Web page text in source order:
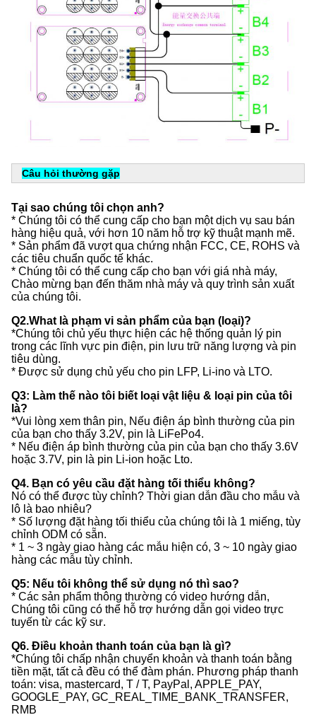
Câu hỏi thường gặp
Tại sao chúng tôi chọn anh?
* Chúng tôi có thể cung cấp cho bạn một dịch vụ sau bán
hàng hiệu quả, với hơn 10 năm hỗ trợ kỹ thuật mạnh mẽ.
* Sản phẩm đã vượt qua chứng nhận FCC, CE, ROHS và
các tiêu chuẩn quốc tế khác.
* Chúng tôi có thể cung cấp cho bạn với giá nhà máy,
Chào mừng bạn đến thăm nhà máy và quy trình sản xuất
của chúng tôi.
Q2.What là phạm vi sản phẩm của bạn (loại)?
*Chúng tôi chủ yếu thực hiện các hệ thống quản lý pin
trong các lĩnh vực pin điện, pin lưu trữ năng lượng và pin
tiêu dùng.
* Được sử dụng chủ yếu cho pin LFP, Li-ino và LTO.
Q3: Làm thế nào tôi biết loại vật liệu & loại pin của tôi
là?
*Vui lòng xem thân pin, Nếu điện áp bình thường của pin
của bạn cho thấy 3.2V, pin là LiFePo4.
* Nếu điện áp bình thường của pin của bạn cho thấy 3.6V
hoặc 3.7V, pin là pin Li-ion hoặc Lto.
Q4. Bạn có yêu cầu đặt hàng tối thiểu không?
Nó có thể được tùy chỉnh? Thời gian dẫn đầu cho mẫu và
lô là bao nhiêu?
* Số lượng đặt hàng tối thiểu của chúng tôi là 1 miếng, tùy
chỉnh ODM có sẵn.
* 1 ~ 3 ngày giao hàng các mẫu hiện có, 3 ~ 10 ngày giao
hàng các mẫu tùy chỉnh.
Q5: Nếu tôi không thể sử dụng nó thì sao?
* Các sản phẩm thông thường có video hướng dẫn,
Chúng tôi cũng có thể hỗ trợ hướng dẫn gọi video trực
tuyến từ các kỹ sư.
Q6. Điều khoản thanh toán của bạn là gì?
*Chúng tôi chấp nhận chuyển khoản và thanh toán bằng
tiền mặt, tất cả đều có thể đàm phán. Phương pháp thanh
toán: visa, mastercard, T / T, PayPal, APPLE_PAY,
GOOGLE_PAY, GC_REAL_TIME_BANK_TRANSFER,
RMB